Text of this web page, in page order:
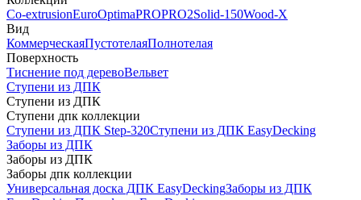
Co-extrusionEuroOptimaPROPRO2Solid-150Wood-X
Вид
КоммерческаяПустотелаяПолнотелая
Поверхность
Тиснение под деревоВельвет
Ступени из ДПК
Ступени из ДПК
Ступени дпк коллекции
Ступени из ДПК Step-320Ступени из ДПК EasyDecking
Заборы из ДПК
Заборы из ДПК
Заборы дпк коллекции
Универсальная доска ДПК EasyDeckingЗаборы из ДПК